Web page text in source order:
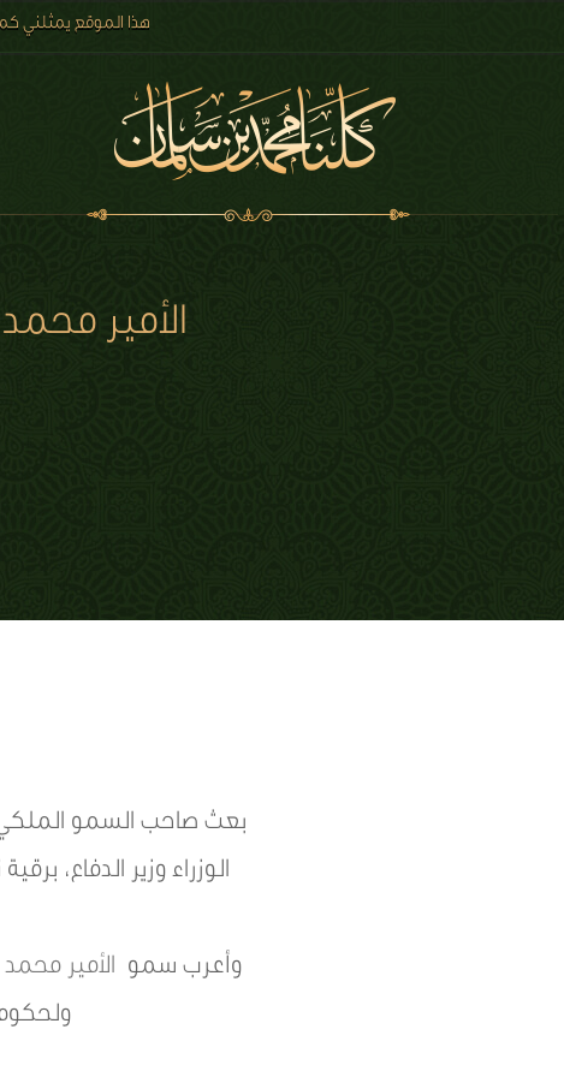
هذا الموقع يمثلني
الأمير
بعث صاحب السمو
الوزراء وزير الدفاع،
وأعرب سمو الأمير